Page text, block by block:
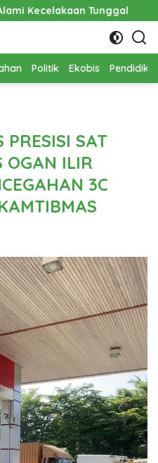
Pembangunan
Politik Ekobis
PRESISI SAT
OGAN ILIR
3C